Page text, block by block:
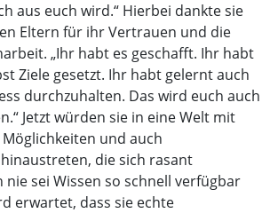
aus euch wird.“ Hierbei dankte sie
Eltern für ihr Vertrauen und die
„Ihr habt es geschafft. Ihr habt
Ziele gesetzt. Ihr habt gelernt auch
durchzuhalten. Das wird euch auch
Jetzt würden sie in eine Welt mit
und auch
die sich rasant
sei Wissen so schnell verfügbar
erwartet, dass sie echte